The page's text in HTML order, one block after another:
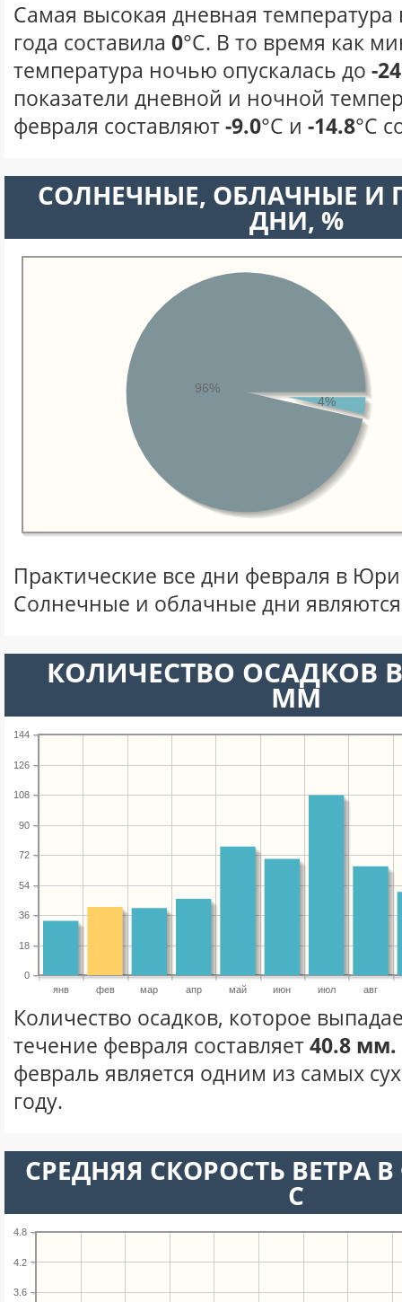
Самая высокая дневная температура
года составила 0°С. В то время как
температура ночью опускалась до -24
показатели дневной и ночной
февраля составляют-9.0°С и -14.8°С
CОЛНЕЧНЫЕ, ОБЛАЧНЫЕ И
ДНИ, %
4%
96%
Практические все дни февраля в
Солнечные и облачные дни
КОЛИЧЕСТВО ОСАДКОВ
ММ
янв фев мар апр май июн июл авг
0
18
36
54
72
90
108
126
144
Количество осадков, которое
течение февраля составляет40.8 мм.
февраль является одним из самых
году.
СРЕДНЯЯ СКОРОСТЬ ВЕТРА
С
3.6
4.2
4.8